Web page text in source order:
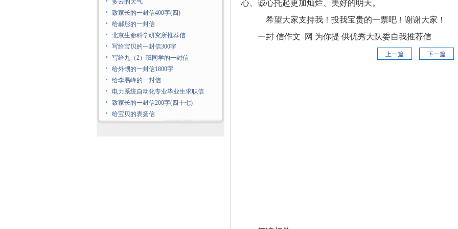
心、诚心托起更加灿烂、美好
希望大家支持我！投我宝贵的一票吧！谢谢大家！
一封 信作文 网 为你提 供优秀大队委自我推荐信
上一篇 下一篇
多云的天气
致家长的一封信400字(四)
给郝彤的一封信
北京生命科学研究所推荐信
写给宝贝的一封信300字
写给九（2）班同学的一封信
给外甥的一封信1800字
给李易峰的一封信
电力系统自动化专业毕业生求职信
致家长的一封信200字(四十七)
给宝贝的表扬信